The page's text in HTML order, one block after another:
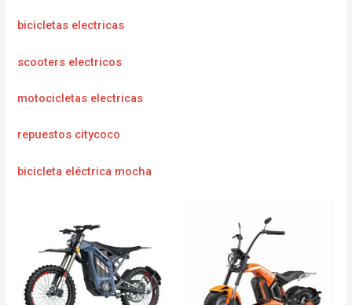
bicicletas electricas
scooters electricos
motocicletas electricas
repuestos citycoco
bicicleta eléctrica mocha